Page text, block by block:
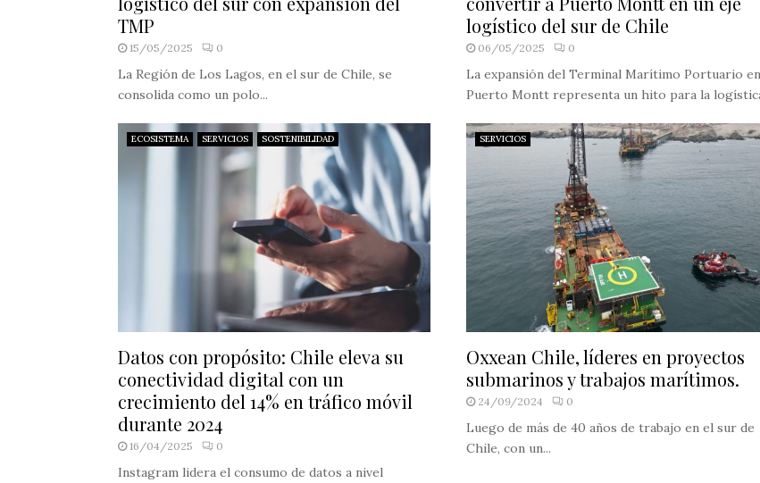
TMP
15/05/2025 0
La Región de Los Lagos, en el sur de Chile, se
consolida como un polo...
logístico del sur de Chile
06/05/2025 0
La expansión del Terminal Marítimo Portuario en
Puerto Montt representa un hito para la
ECOSISTEMA SERVICIOS SOSTENIBILIDAD
Datos con propósito: Chile eleva su
conectividad digital con un
crecimiento del 14% en tráfico móvil
durante 2024
16/04/2025 0
Instagram lidera el consumo de datos a nivel
SERVICIOS
Oxxean Chile, líderes en proyectos
submarinos y trabajos marítimos.
24/09/2024 0
Luego de más de 40 años de trabajo en el sur de
Chile, con un...